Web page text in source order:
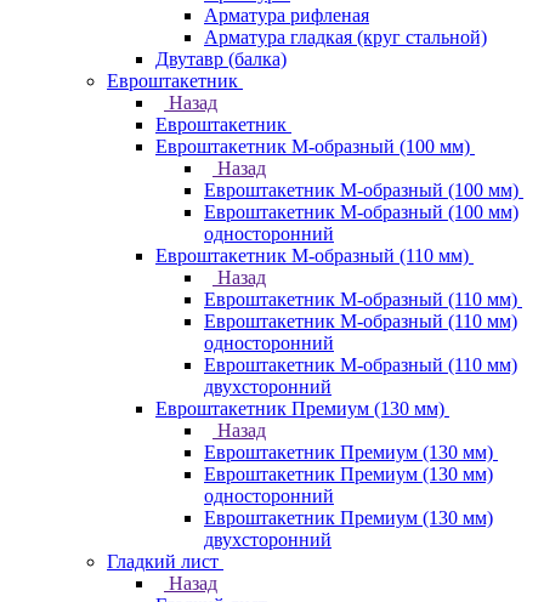
Арматура рифленая
Арматура гладкая (круг стальной)
Двутавр (балка)
Евроштакетник
Назад
Евроштакетник
Евроштакетник М-образный (100 мм)
Назад
Евроштакетник М-образный (100 мм)
Евроштакетник М-образный (100 мм)
односторонний
Евроштакетник М-образный (110 мм)
Назад
Евроштакетник М-образный (110 мм)
Евроштакетник М-образный (110 мм)
односторонний
Евроштакетник М-образный (110 мм)
двухсторонний
Евроштакетник Премиум (130 мм)
Назад
Евроштакетник Премиум (130 мм)
Евроштакетник Премиум (130 мм)
односторонний
Евроштакетник Премиум (130 мм)
двухсторонний
Гладкий лист
Назад